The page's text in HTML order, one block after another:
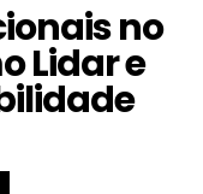
no
Lidar e